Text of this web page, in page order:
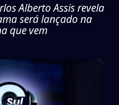
Alberto Assis revela
será lançado na
que vem